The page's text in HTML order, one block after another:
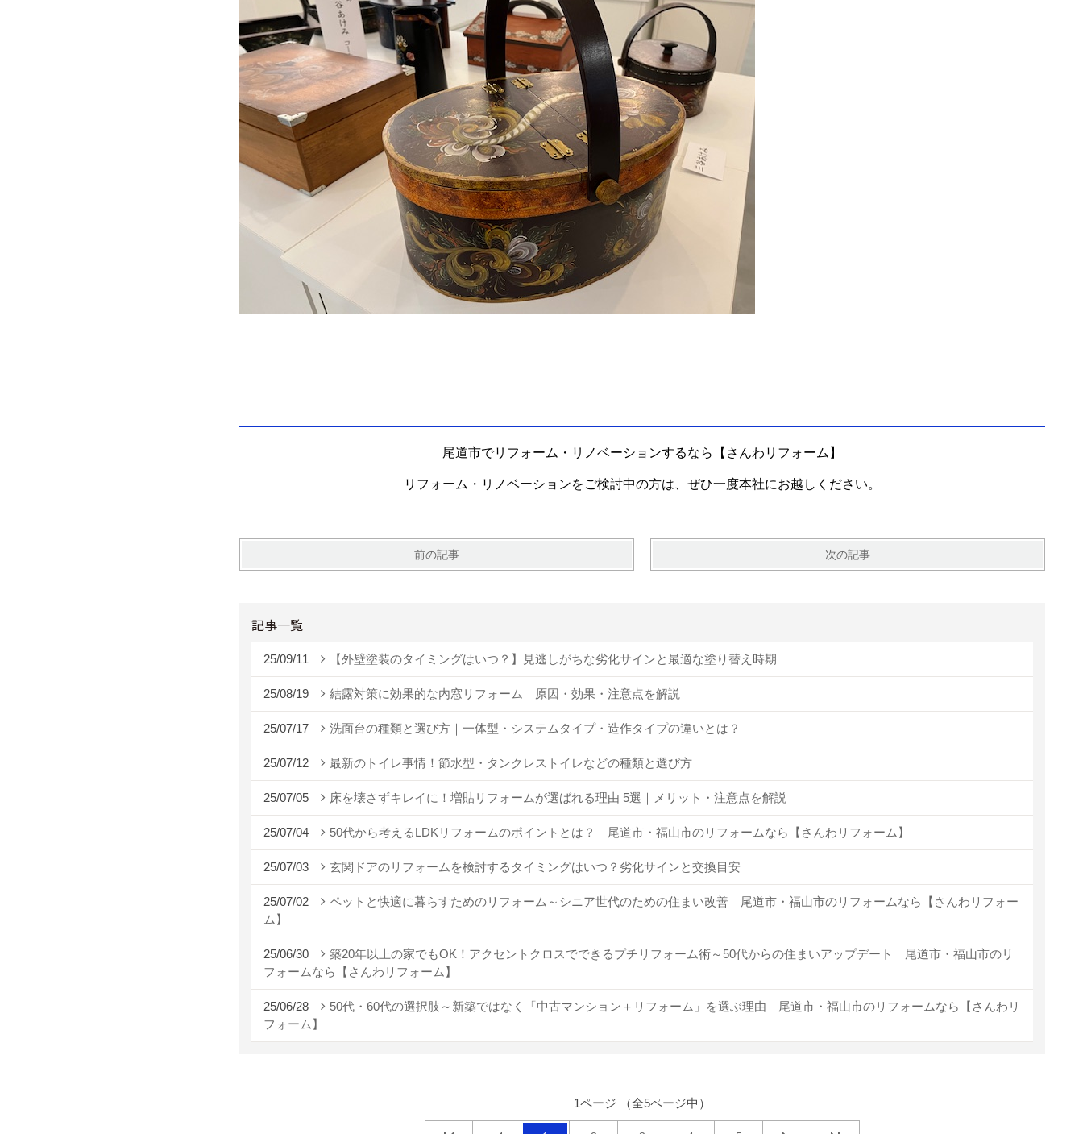
尾道市でリフォーム・リノベーションするなら【さんわリフォーム】
リフォーム・リノベーションをご検討中の方は、ぜひ一度本社にお越しください。
前の記事 次の記事
記事一覧
25/09/11 【外壁塗装のタイミングはいつ？】見逃しがちな劣化サインと最適な塗り替え時期
25/08/19 結露対策に効果的な内窓リフォーム｜原因・効果・注意点を解説
25/07/17 洗面台の種類と選び方｜一体型・システムタイプ・造作タイプの違いとは？
25/07/12 最新のトイレ事情！節水型・タンクレストイレなどの種類と選び方
25/07/05 床を壊さずキレイに！増貼リフォームが選ばれる理由 5選｜メリット・注意点を解説
25/07/04 50代から考えるLDKリフォームのポイントとは？ 尾道市・福山市のリフォームなら【さんわリフォーム】
25/07/03 玄関ドアのリフォームを検討するタイミングはいつ？劣化サインと交換目安
25/07/02
ペットと快適に暮らすためのリフォーム～シニア世代のための住まい改善 尾道市・福山市のリフォームなら【さんわリフォー
ム】
25/06/30
築20年以上の家でもOK！アクセントクロスでできるプチリフォーム術～50代からの住まいアップデート 尾道市・福山市のリ
フォームなら【さんわリフォーム】
25/06/28
50代・60代の選択肢～新築ではなく「中古マンション＋リフォーム」を選ぶ理由 尾道市・福山市のリフォームなら【さんわリ
フォーム】
1ページ （全5ページ中）